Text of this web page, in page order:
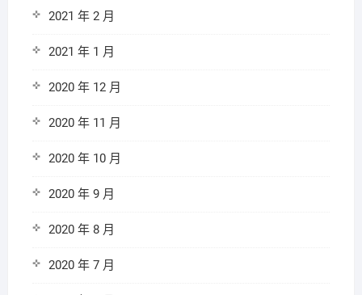
2021 年 2 月
2021 年 1 月
2020 年 12 月
2020 年 11 月
2020 年 10 月
2020 年 9 月
2020 年 8 月
2020 年 7 月